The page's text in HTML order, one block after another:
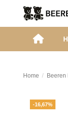
Home Beeren
-16,67%